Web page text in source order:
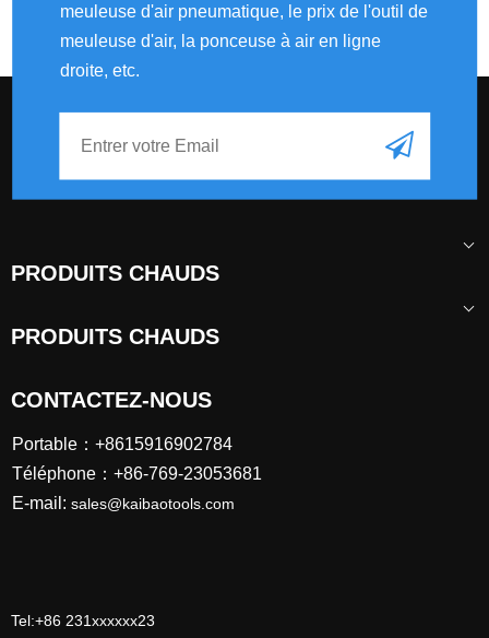
meuleuse d'air pneumatique, le prix de l'outil de
meuleuse d'air, la ponceuse à air en ligne
droite, etc.
PRODUITS CHAUDS
PRODUITS CHAUDS
CONTACTEZ-NOUS
Portable：+8615916902784
Téléphone：+86-769-23053681
E-mail: sales@kaibaotools.com
Tel:+86 231xxxxxx23